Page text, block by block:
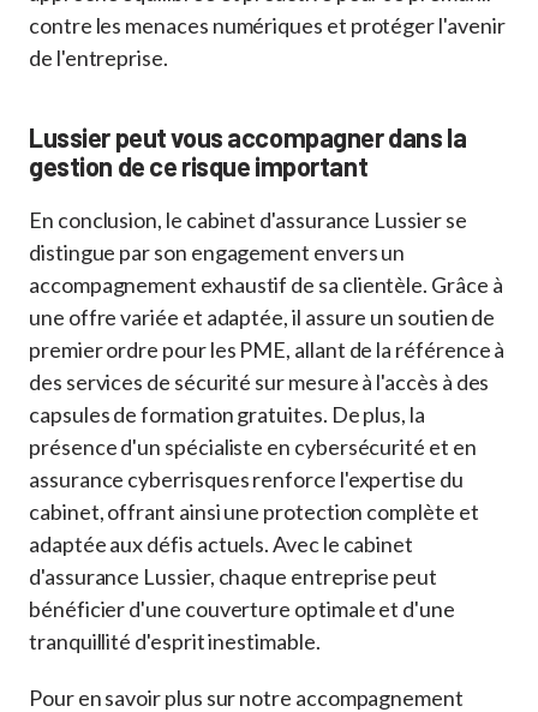
contre les menaces numériques et protéger l'avenir
de l'entreprise.
Lussier peut vous accompagner dans la
gestion de ce risque important
En conclusion, le cabinet d'assurance Lussier se
distingue par son engagement envers un
accompagnement exhaustif de sa clientèle. Grâce à
une offre variée et adaptée, il assure un soutien de
premier ordre pour les PME, allant de la référence à
des services de sécurité sur mesure à l'accès à des
capsules de formation gratuites. De plus, la
présence d'un spécialiste en cybersécurité et en
assurance cyberrisques renforce l'expertise du
cabinet, offrant ainsi une protection complète et
adaptée aux défis actuels. Avec le cabinet
d'assurance Lussier, chaque entreprise peut
bénéficier d'une couverture optimale et d'une
tranquillité d'esprit inestimable.
Pour en savoir plus sur notre accompagnement